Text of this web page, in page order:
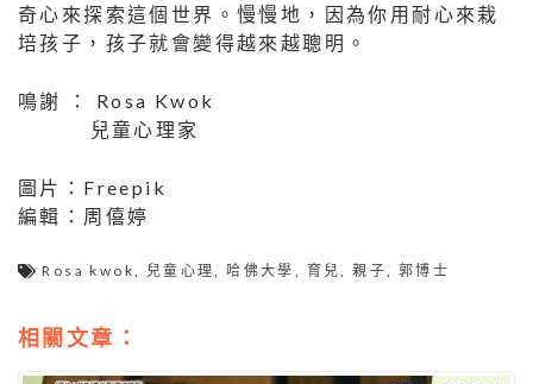
奇心來探索這個世界。慢慢地，因為你用耐心來栽
培孩子，孩子就會變得越來越聰明。
鳴謝 ： Rosa Kwok
兒童心理家
圖片：Freepik
編輯：周僖婷
Rosa kwok, 兒童心理, 哈佛大學 , 育兒,親子, 郭博士
相關文章：